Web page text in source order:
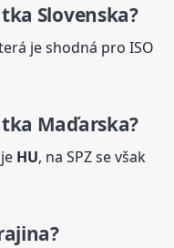
Slovenska?
je shodná pro ISO
Maďarska?
HU, na SPZ se však